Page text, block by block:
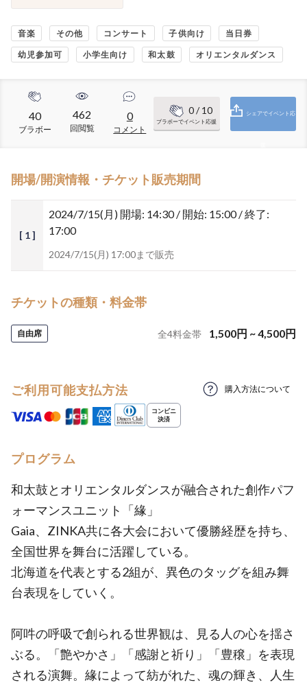
音楽 その他 コンサート 子供向け 当日券
幼児参加可 小学生向け 和太鼓 オリエンタルダンス
40
ブラボー
462
回閲覧
0
コメント
0/ 10
ブラボーでイベント応援
シェアでイベント応
開場/開演情報・チケット販売期間
[ 1 ]
2024/7/15(月) 開場: 14:30 / 開始: 15:00 / 終了:
17:00
2024/7/15(月) 17:00まで販売
チケットの種類・料金帯
自由席 全4料金帯 1,500円 ~4,500円
ご利用可能支払方法 購入方法について
プログラム
和太鼓とオリエンタルダンスが融合された創作パフ
ォーマンスユニット「緣」
Gaia、ZINKA共に各大会において優勝経歴を持ち、
全国世界を舞台に活躍している。
北海道を代表とする2組が、異色のタッグを組み舞
台表現をしていく。
阿吽の呼吸で創られる世界観は、見る人の心を揺さ
ぶる。「艶やかさ」「感謝と祈り」「豊穣」を表現
される演舞。緣によって紡がれた、魂の輝き、人生